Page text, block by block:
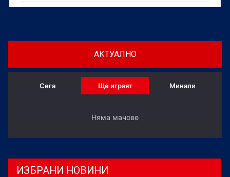
АКТУАЛНО
Сега Ще играят Минали
Няма мачове
ИЗБРАНИ НОВИНИ